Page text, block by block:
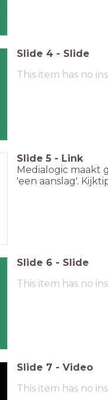
Slide 4 - Slide
This item has no
Slide 5 - Link
Medialogic maakt
'een aanslag'.
Slide 6 - Slide
This item has no
Slide 7 - Video
This item has no